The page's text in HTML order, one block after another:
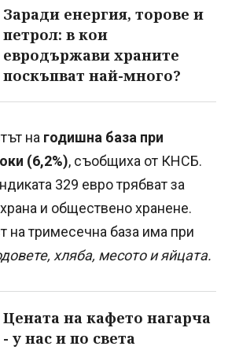
Заради енергия, торове и
петрол: в кои
евродържави храните
поскъпват най-много?
на годишна база при
(6,2%), съобщиха от КНСБ.
329 евро трябват за
и обществено хранене.
на тримесечна база има при
хляба, месото и яйцата.
Цената на кафето нагарча
- у нас и по света